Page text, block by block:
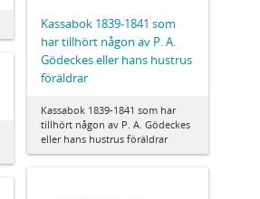
Kassabok 1839-1841 som
har tillhört någon av P. A.
Gödeckes eller hans hustrus
föräldrar
Kassabok 1839-1841 som har
tillhört någon av P. A. Gödeckes
eller hans hustrus föräldrar